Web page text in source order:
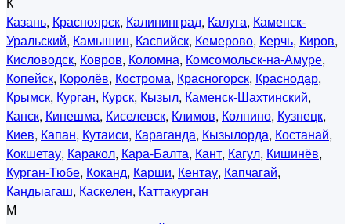
Казань, Красноярск, Калининград, Калуга, Каменск-
Уральский, Камышин, Каспийск, Кемерово, Керчь, Киров,
Кисловодск, Ковров, Коломна, Комсомольск-на-Амуре,
Копейск, Королёв, Кострома, Красногорск, Краснодар,
Крымск, Курган, Курск, Кызыл, Каменск-Шахтинский,
Канск, Кинешма, Киселевск, Климов, Колпино, Кузнецк,
Киев, Капан, Кутаиси, Караганда, Кызылорда, Костанай,
Кокшетау, Каракол, Кара-Балта, Кант, Кагул, Кишинёв,
Курган-Тюбе, Коканд, Карши, Кентау, Капчагай,
Кандыагаш, Каскелен, Каттакурган
М